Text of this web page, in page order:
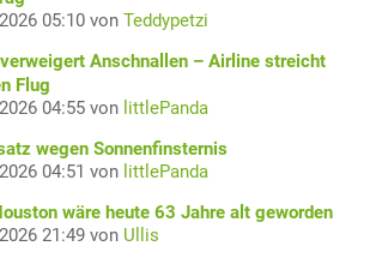
05:10 von Teddypetzi
Anschnallen – Airline streicht
Flug
04:55 von littlePanda
wegen Sonnenfinsternis
04:51 von littlePanda
wäre heute 63 Jahre alt geworden
21:49 von Ullis